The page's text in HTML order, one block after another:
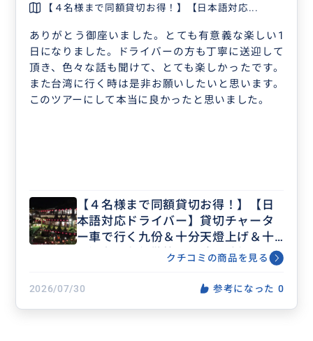
【４名様まで同額貸切お得！】【日本語対応...
ありがとう御座いました。とても有意義な楽しい1
日になりました。ドライバーの方も丁寧に送迎して
頂き、色々な話も聞けて、とても楽しかったです。
また台湾に行く時は是非お願いしたいと思います。
このツアーにして本当に良かったと思いました。
【４名様まで同額貸切お得！】【日
本語対応ドライバー】貸切チャータ
ー車で行く九份＆十分天燈上げ＆十
分瀑布＆九份散策も３時間確保のた
っぷり満喫出来る８時間プラン＜士
林夜市＆夜市＆ホテル下車可能＞
クチコミの商品を見る
2026/07/30 参考になった 0